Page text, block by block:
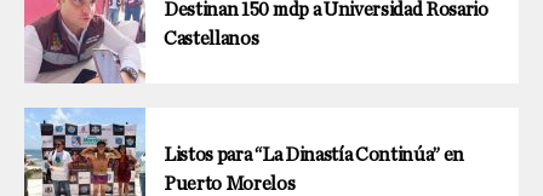
Destinan 150 mdp a Universidad Rosario
Castellanos
Listos para “La Dinastía Continúa” en
Puerto Morelos